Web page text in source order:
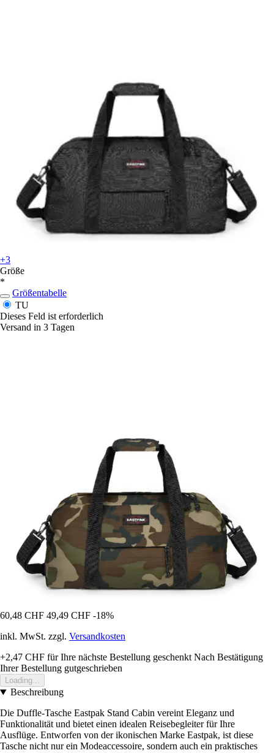
+3
Größe
*
Größentabelle
TU
Dieses Feld ist erforderlich
Versand in 3 Tagen
60,48 CHF 49,49 CHF -18%
inkl. MwSt. zzgl. Versandkosten
+2,47 CHF für Ihre nächste Bestellung geschenkt Nach Bestätigung
Ihrer Bestellung gutgeschrieben
Loading...
Beschreibung
Die Duffle-Tasche Eastpak Stand Cabin vereint Eleganz und
Funktionalität und bietet einen idealen Reisebegleiter für Ihre
Ausflüge. Entworfen von der ikonischen Marke Eastpak, ist diese
Tasche nicht nur ein Modeaccessoire, sondern auch ein praktisches